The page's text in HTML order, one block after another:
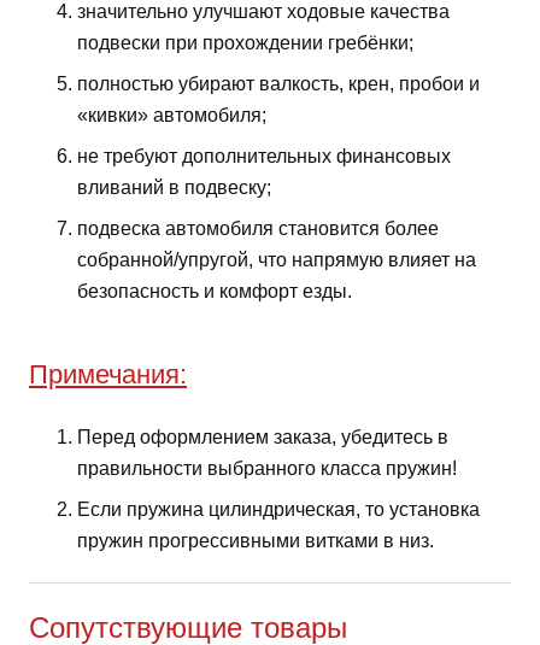
значительно улучшают ходовые качества
подвески при прохождении гребёнки;
полностью убирают валкость, крен, пробои и
«кивки» автомобиля;
не требуют дополнительных финансовых
вливаний в подвеску;
подвеска автомобиля становится более
собранной/упругой, что напрямую влияет на
безопасность и комфорт езды.
Примечания:
Перед оформлением заказа, убедитесь в
правильности выбранного класса пружин!
Если пружина цилиндрическая, то установка
пружин прогрессивными витками в низ.
Сопутствующие товары